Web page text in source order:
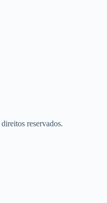
reservados.